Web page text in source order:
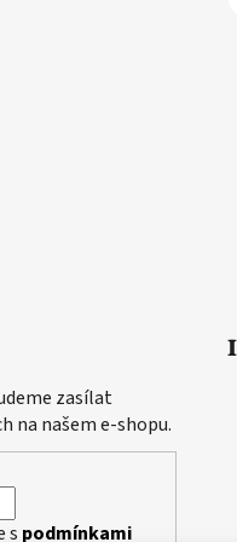
zasílat
na našem e-shopu.
s podmínkami